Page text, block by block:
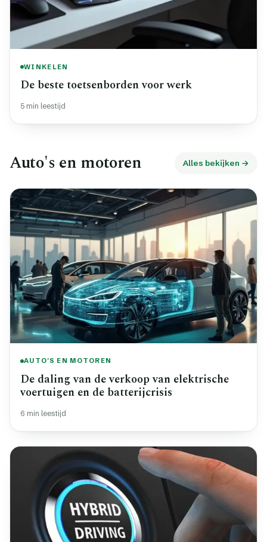
WINKELEN
De beste toetsenborden voor werk
5 min leestijd
Auto's en motoren Alles bekijken →
AUTO'S EN MOTOREN
De daling van de verkoop van elektrische
voertuigen en de batterijcrisis
6 min leestijd